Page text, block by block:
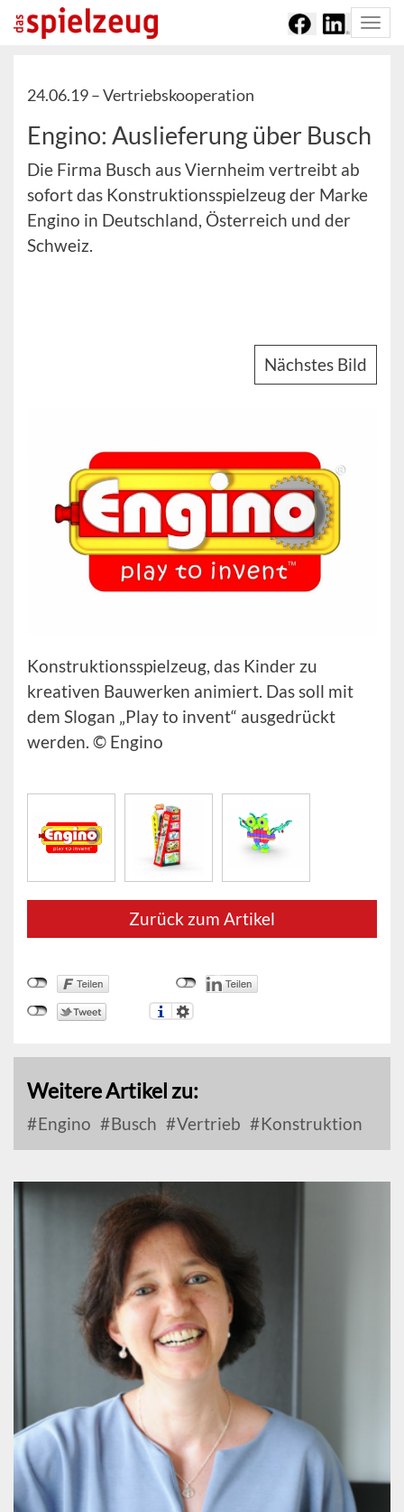
24.06.19 –Vertriebskooperation
Engino: Auslieferung über Busch
Die Firma Busch aus Viernheim vertreibt ab
sofort das Konstruktionsspielzeug der Marke
Engino in Deutschland, Österreich und der
Schweiz.
Nächstes Bild
Konstruktionsspielzeug, das Kinder zu
kreativen Bauwerken animiert. Das soll mit
dem Slogan „Play to invent“ ausgedrückt
werden. © Engino
Zurück zum Artikel
Weitere Artikel zu:
Engino Busch Vertrieb Konstruktion